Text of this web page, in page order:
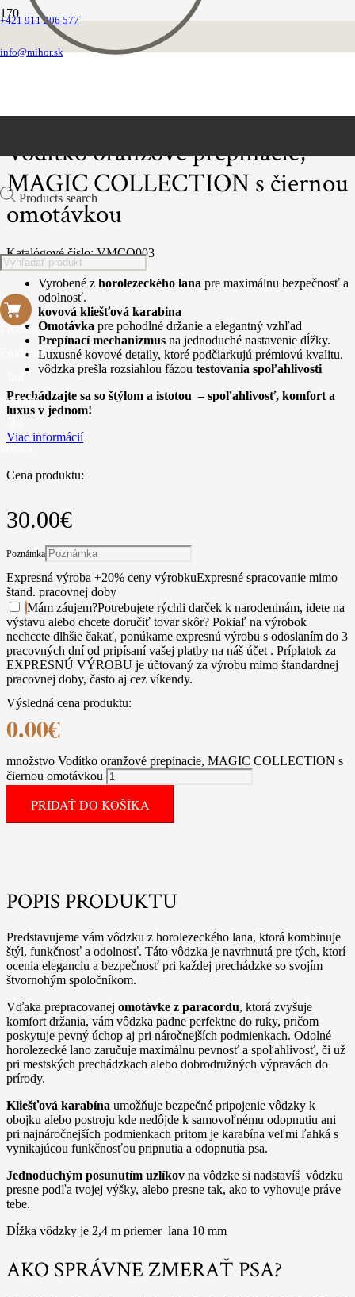
+421 911 206 577
info@mihor.sk
Products search
Produkt
Produkt
pridaný
Domovská stránka
SÉRIA MAGIC COLLECTION
Magic Collection vôdzky s omotávkov
Vodítko oranžové prepínacie,
MAGIC COLLECTION s čiernou
omotávkou
Katalógové číslo:VMCO003
Vyrobené z horolezeckého lana pre maximálnu bezpečnosť a
odolnosť.
kovová kliešťová karabina
Omotávka pre pohodlné držanie a elegantný vzhľad
Prepínací mechanizmus na jednoduché nastavenie dĺžky.
Luxusné kovové detaily, ktoré podčiarkujú prémiovú kvalitu.
vôdzka prešla rozsiahlou fázou testovania spoľahlivosti
Prechádzajte sa so štýlom a istotou – spoľahlivosť, komfort a
luxus v jednom!
Viac informácií
Cena produktu:
30.00€
Poznámka
Expresná výroba +20% ceny výrobkuExpresné spracovanie mimo
štand. pracovnej doby
Mám záujem?Potrebujete rýchli darček k narodeninám, idete na
výstavu alebo chcete doručiť tovar skôr? Pokiaľ na výrobok
nechcete dlhšie čakať, ponúkame expresnú výrobu s odoslaním do 3
pracovných dní od pripísaní vašej platby na náš účet . Príplatok za
EXPRESNÚ VÝROBU je účtovaný za výrobu mimo štandardnej
pracovnej doby, často aj cez víkendy.
Výsledná cena produktu:
0.00€
množstvo Vodítko oranžové prepínacie, MAGIC COLLECTION s
čiernou omotávkou
PRIDAŤ DO KOŠÍKA
POPIS PRODUKTU
Predstavujeme vám vôdzku z horolezeckého lana, ktorá kombinuje
štýl, funkčnosť a odolnosť. Táto vôdzka je navrhnutá pre tých, ktorí
ocenia eleganciu a bezpečnosť pri každej prechádzke so svojím
štvornohým spoločníkom.
Vďaka prepracovanej omotávke z paracordu, ktorá zvyšuje
komfort držania, vám vôdzka padne perfektne do ruky, pričom
poskytuje pevný úchop aj pri náročnejších podmienkach. Odolné
horolezecké lano zaručuje maximálnu pevnosť a spoľahlivosť, či už
pri mestských prechádzkach alebo dobrodružných výpravách do
prírody.
Kliešťová karabína umožňuje bezpečné pripojenie vôdzky k
obojku alebo postroju kde nedôjde k samovoľnému odopnutiu ani
pri najnáročnejších podmienkach pritom je karabína veľmi ľahká s
vynikajúcou funkčnosťou pripnutia a odopnutia psa.
Jednoduchým posunutím uzlíkov na vôdzke si nadstavíš vôdzku
presne podľa tvojej výšky, alebo presne tak, ako to vyhovuje práve
tebe.
Dĺžka vôdzky je 2,4 m priemer lana 10 mm
AKO SPRÁVNE ZMERAŤ PSA?